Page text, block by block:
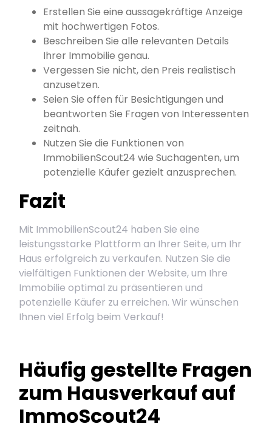
Erstellen Sie eine aussagekräftige Anzeige
mit hochwertigen Fotos.
Beschreiben Sie alle relevanten Details
Ihrer Immobilie genau.
Vergessen Sie nicht, den Preis realistisch
anzusetzen.
Seien Sie offen für Besichtigungen und
beantworten Sie Fragen von Interessenten
zeitnah.
Nutzen Sie die Funktionen von
ImmobilienScout24 wie Suchagenten, um
potenzielle Käufer gezielt anzusprechen.
Fazit
Mit ImmobilienScout24 haben Sie eine
leistungsstarke Plattform an Ihrer Seite, um Ihr
Haus erfolgreich zu verkaufen. Nutzen Sie die
vielfältigen Funktionen der Website, um Ihre
Immobilie optimal zu präsentieren und
potenzielle Käufer zu erreichen. Wir wünschen
Ihnen viel Erfolg beim Verkauf!
Häufig gestellte Fragen
zum Hausverkauf auf
ImmoScout24